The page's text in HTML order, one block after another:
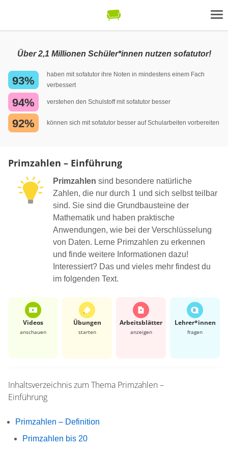
Über 2,1 Millionen Schüler*innen nutzen sofatutor!
93%
haben mit sofatutor ihre Noten in mindestens einem Fach
verbessert
94% verstehen den Schulstoff mit sofatutor besser
92% können sich mit sofatutor besser auf Schularbeiten vorbereiten
Primzahlen – Einführung
Primzahlen sind besondere natürliche
Zahlen, die nur durch 1
1 und sich selbst teilbar
sind. Sie sind die Grundbausteine der
Mathematik und haben praktische
Anwendungen, wie bei der Verschlüsselung
von Daten. Lerne Primzahlen zu erkennen
und finde weitere Informationen dazu!
Interessiert? Das und vieles mehr findest du
im folgenden Text.
Videos
anschauen
Übungen
starten
Arbeits­blätter
anzeigen
Lehrer*​innen
fragen
Inhaltsverzeichnis zum Thema Primzahlen –
Einführung
Primzahlen – Definition
Primzahlen bis 20